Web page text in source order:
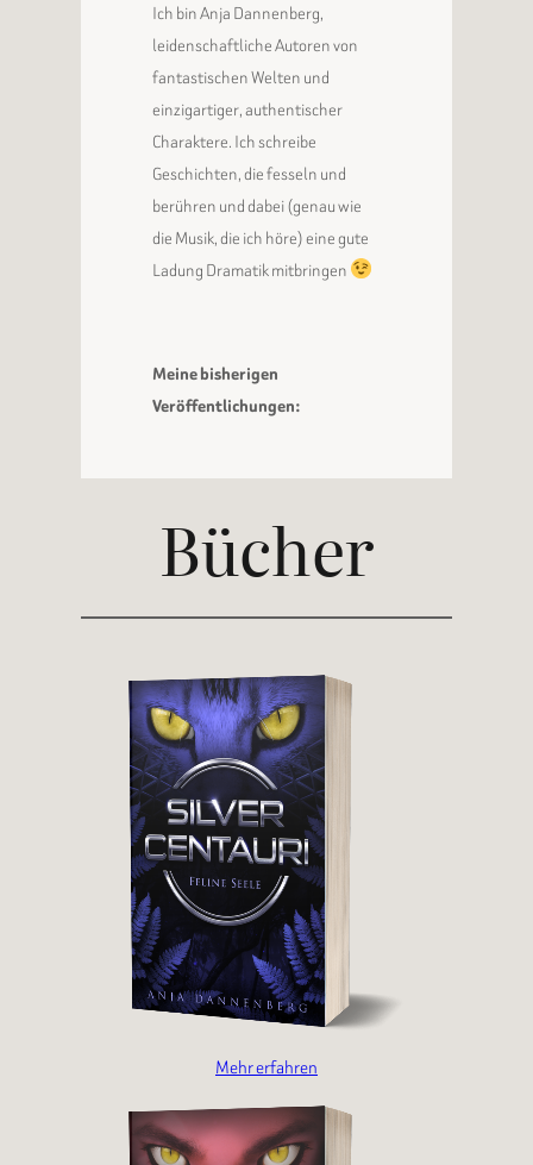
Ich bin Anja Dannenberg,
leidenschaftliche Autoren von
fantastischen Welten und
einzigartiger, authentischer
Charaktere. Ich schreibe
Geschichten, die fesseln und
berühren und dabei (genau wie
die Musik, die ich höre) eine gute
Ladung Dramatik mitbringen
Meine bisherigen
Veröffentlichungen:
Bücher
Mehr erfahren